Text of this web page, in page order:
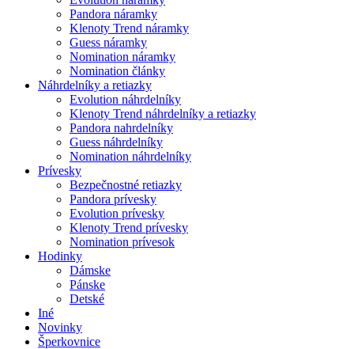
Pandora náramky
Klenoty Trend náramky
Guess náramky
Nomination náramky
Nomination články
Náhrdelníky a retiazky
Evolution náhrdelníky
Klenoty Trend náhrdelníky a retiazky
Pandora nahrdelníky
Guess náhrdelníky
Nomination náhrdelníky
Prívesky
Bezpečnostné retiazky
Pandora prívesky
Evolution prívesky
Klenoty Trend prívesky
Nomination prívesok
Hodinky
Dámske
Pánske
Detské
Iné
Novinky
Šperkovnice